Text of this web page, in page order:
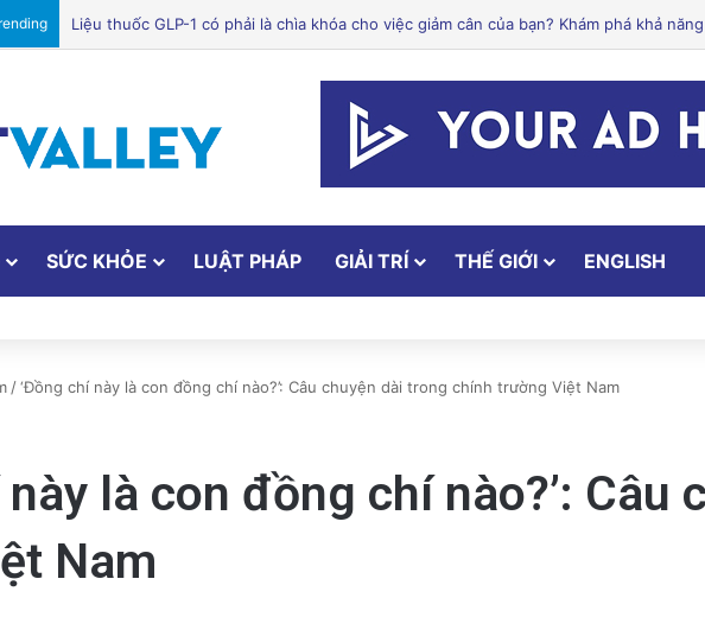
Bệnh viện Silicon Valley: Một trong những cơ sở y tế hàng đầu tại Mỹ
SỨC KHỎE LUẬT PHÁP GIẢI TRÍ THẾ GIỚI ENGLISH
/‘Đồng chí này là con đồng chí nào?’: Câu chuyện dài trong chính trường Việt Nam
này là con đồng chí nào?’:
Nam